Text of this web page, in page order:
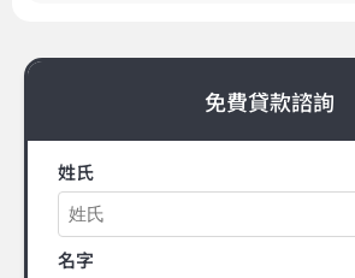
免費貸款諮詢
姓氏
名字